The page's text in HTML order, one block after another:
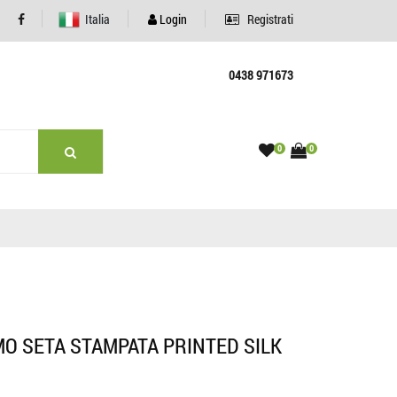
Italia Login Registrati
0438 971673
0 0
SETA STAMPATA PRINTED SILK